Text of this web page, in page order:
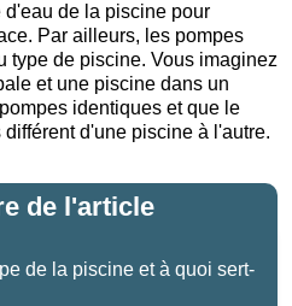
de la piscine pour
Par ailleurs, les pompes
type de piscine. Vous imaginez
et une piscine dans un
identiques et que le
d'une piscine à l'autre.
de l'article
de la piscine et à quoi sert-